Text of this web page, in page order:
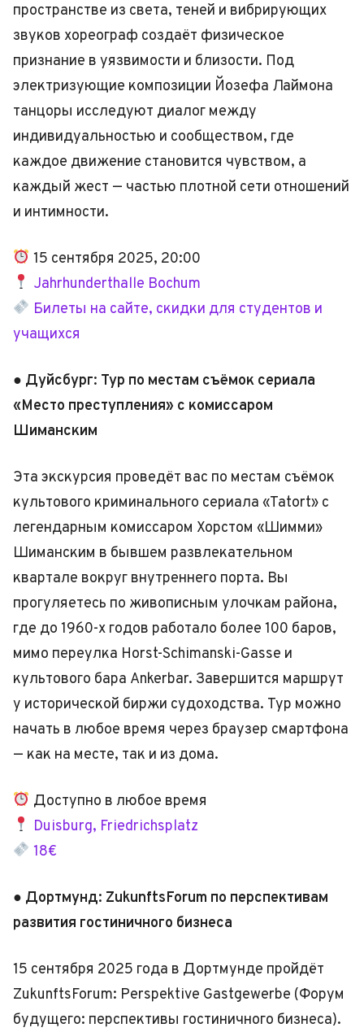
пространстве из света, теней и вибрирующих
звуков хореограф создаёт физическое
признание в уязвимости и близости. Под
электризующие композиции Йозефа Лаймона
танцоры исследуют диалог между
индивидуальностью и сообществом, где
каждое движение становится чувством, а
каждый жест — частью плотной сети отношений
и интимности.
15 сентября 2025, 20:00
Jahrhunderthalle Bochum
Билеты на сайте, скидки для студентов и
учащихся
● Дуйсбург: Тур по местам съёмок сериала
«Место преступления» с комиссаром
Шиманским
Эта экскурсия проведёт вас по местам съёмок
культового криминального сериала «Tatort» с
легендарным комиссаром Хорстом «Шимми»
Шиманским в бывшем развлекательном
квартале вокруг внутреннего порта. Вы
прогуляетесь по живописным улочкам района,
где до 1960-х годов работало более 100 баров,
мимо переулка Horst-Schimanski-Gasse и
культового бара Ankerbar. Завершится маршрут
у исторической биржи судоходства. Тур можно
начать в любое время через браузер смартфона
— как на месте, так и из дома.
Доступно в любое время
Duisburg, Friedrichsplatz
18€
● Дортмунд: ZukunftsForum по перспективам
развития гостиничного бизнеса
15 сентября 2025 года в Дортмунде пройдёт
ZukunftsForum: Perspektive Gastgewerbe (Форум
будущего: перспективы гостиничного бизнеса).